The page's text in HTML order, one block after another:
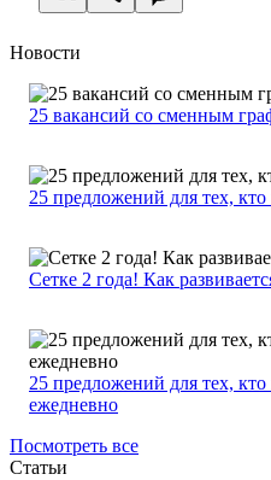
Новости
25 вакансий со сменным
25 предложений для тех,
Сетке 2 года! Как
25 предложений для тех,
ежедневно
Посмотреть все
Статьи